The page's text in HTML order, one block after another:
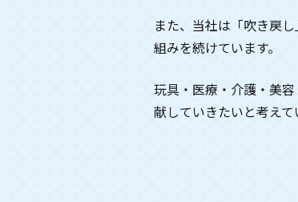
また、当社は「吹き戻
組みを続けています。
玩具・医療・介護・美
献していきたいと考えて